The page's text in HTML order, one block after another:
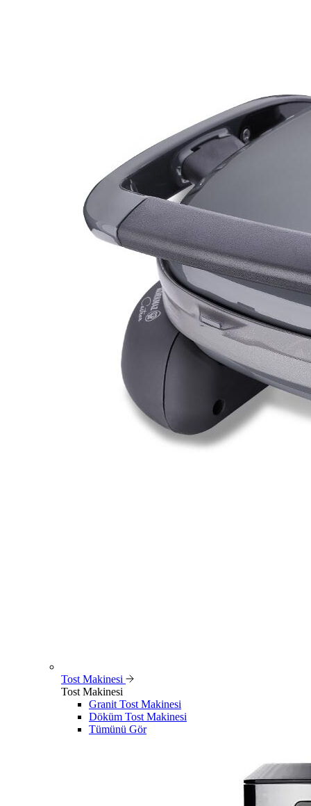
Tost Makinesi
Tost Makinesi
Granit Tost Makinesi
Döküm Tost Makinesi
Tümünü Gör